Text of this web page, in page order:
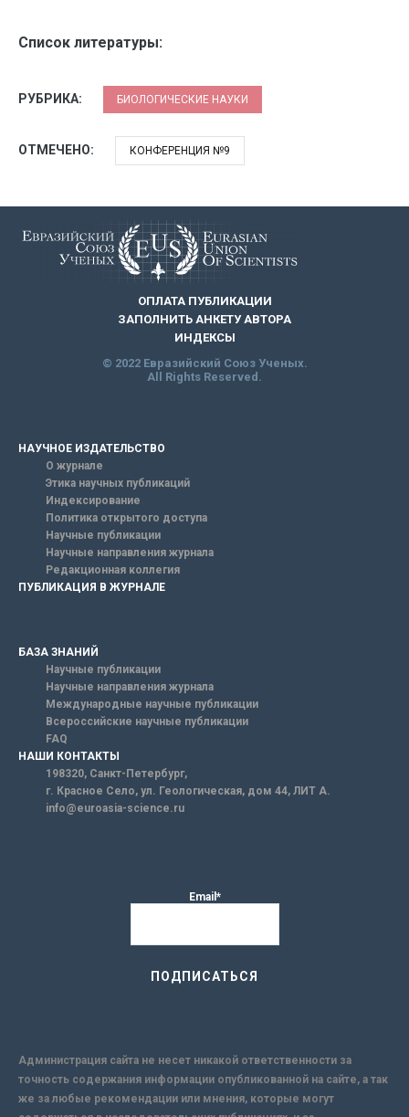
Список литературы:
РУБРИКА: БИОЛОГИЧЕСКИЕ НАУКИ
ОТМЕЧЕНО: КОНФЕРЕНЦИЯ №9
ОПЛАТА ПУБЛИКАЦИИ
ЗАПОЛНИТЬ АНКЕТУ АВТОРА
ИНДЕКСЫ
© 2022 Евразийский Союз Ученых.
All Rights Reserved.
НАУЧНОЕ ИЗДАТЕЛЬСТВО
О журнале
Этика научных публикаций
Индексирование
Политика открытого доступа
Научные публикации
Научные направления журнала
Редакционная коллегия
ПУБЛИКАЦИЯ В ЖУРНАЛЕ
БАЗА ЗНАНИЙ
Научные публикации
Научные направления журнала
Международные научные публикации
Всероссийские научные публикации
FAQ
НАШИ КОНТАКТЫ
198320, Санкт-Петербург,
г. Красное Село, ул. Геологическая, дом 44, ЛИТ А.
info@euroasia-science.ru
Email*
Администрация сайта не несет никакой ответственности за
точность содержания информации опубликованной на сайте, а так
же за любые рекомендации или мнения, которые могут